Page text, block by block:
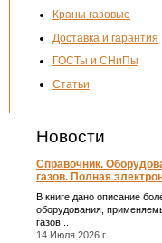
Краны газовые
Доставка и гарантия
ГОСТы и СНиПы
Статьи
Новости
Справочник.
газов. Полная
В книге дано описание
оборудования,
газов...
14 Июля 2026 г.